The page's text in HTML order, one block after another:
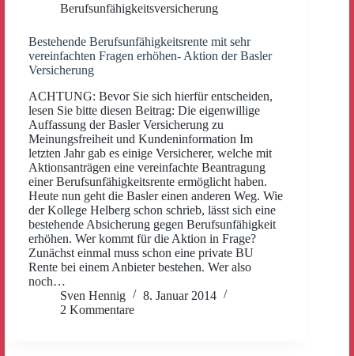
Berufsunfähigkeitsversicherung
Bestehende Berufsunfähigkeitsrente mit sehr
vereinfachten Fragen erhöhen- Aktion der Basler
Versicherung
ACHTUNG: Bevor Sie sich hierfür entscheiden,
lesen Sie bitte diesen Beitrag: Die eigenwillige
Auffassung der Basler Versicherung zu
Meinungsfreiheit und Kundeninformation Im
letzten Jahr gab es einige Versicherer, welche mit
Aktionsanträgen eine vereinfachte Beantragung
einer Berufsunfähigkeitsrente ermöglicht haben.
Heute nun geht die Basler einen anderen Weg. Wie
der Kollege Helberg schon schrieb, lässt sich eine
bestehende Absicherung gegen Berufsunfähigkeit
erhöhen. Wer kommt für die Aktion in Frage?
Zunächst einmal muss schon eine private BU
Rente bei einem Anbieter bestehen. Wer also
noch…
Sven Hennig
8. Januar 2014
2 Kommentare